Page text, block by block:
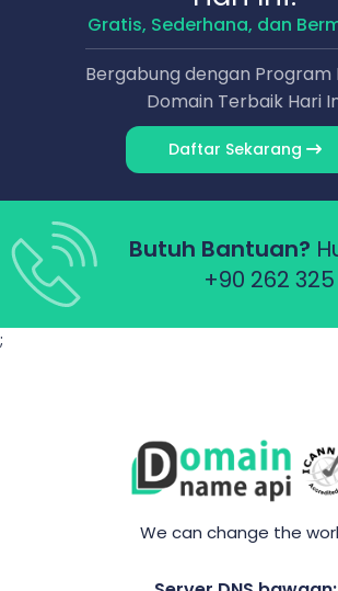
Gratis, Sederhana, dan
Bergabung dengan Program
Domain Terbaik Hari
Daftar Sekarang
Butuh Bantuan?
+90 262
;
We can change the